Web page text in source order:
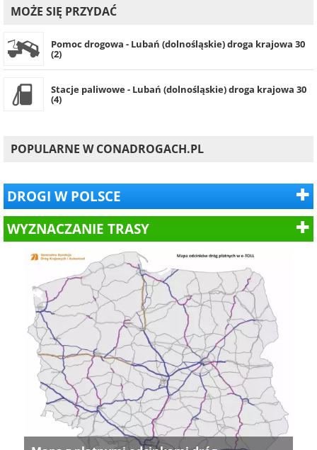
MOŻE SIĘ PRZYDAĆ
Pomoc drogowa - Lubań (dolnośląskie) droga krajowa 30
(2)
Stacje paliwowe - Lubań (dolnośląskie) droga krajowa 30
(4)
POPULARNE W CONADROGACH.PL
DROGI W POLSCE
WYZNACZANIE TRASY